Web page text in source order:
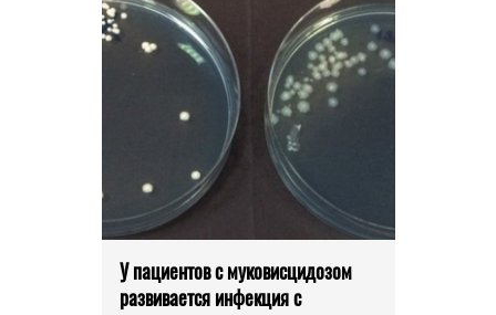
У пациентов с муковисцидозом
развивается инфекция с